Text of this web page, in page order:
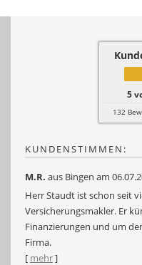
5
132
KUNDENSTIMMEN:
M.R. aus Bingen am
Herr Staudt ist schon seit
Versicherungsmakler. Er
Finanzierungen und um
Firma.
[ mehr]